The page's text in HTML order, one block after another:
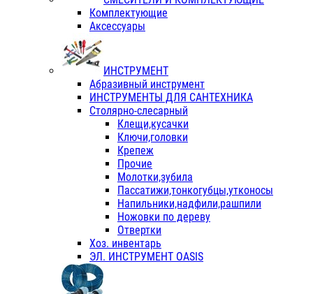
Комплектующие
Аксессуары
ИНСТРУМЕНТ
Абразивный инструмент
ИНСТРУМЕНТЫ ДЛЯ САНТЕХНИКА
Столярно-слесарный
Клещи,кусачки
Ключи,головки
Крепеж
Прочие
Молотки,зубила
Пассатижи,тонкогубцы,утконосы
Напильники,надфили,рашпили
Ножовки по дереву
Отвертки
Хоз. инвентарь
ЭЛ. ИНСТРУМЕНТ OASIS